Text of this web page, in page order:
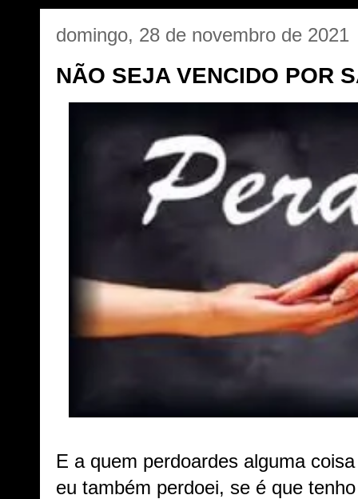
domingo, 28 de novembro de 2021
NÃO SEJA VENCIDO POR
E a quem perdoardes alguma
eu também perdoei, se é que